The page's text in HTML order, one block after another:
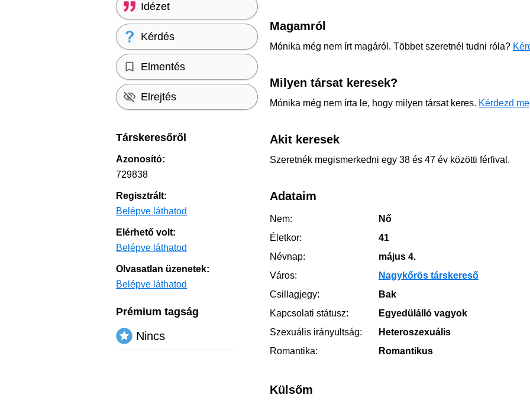
Magamról
Mónika még nem írt magáról. Többet szeretnél tudni róla?
Milyen társat keresek?
Mónika még nem írta le, hogy milyen társat keres. Kérdezd
Akit keresek
Szeretnék megismerkedni egy 38 és 47 év közötti férfival.
Adataim
Nem:
Nő
Életkor:
41
Névnap:
május 4.
Város:
Nagykőrös társkereső
Csillagjegy:
Bak
Kapcsolati státusz:
Egyedülálló vagyok
Szexuális irányultság:
Heteroszexuális
Romantika:
Romantikus
Külsőm
Idézet
Kérdés
Elmentés
Elrejtés
Társkeresőről
Azonosító:
729838
Regisztrált:
Belépve láthatod
Elérhető volt:
Belépve láthatod
Olvasatlan üzenetek:
Belépve láthatod
Prémium tagság
Nincs